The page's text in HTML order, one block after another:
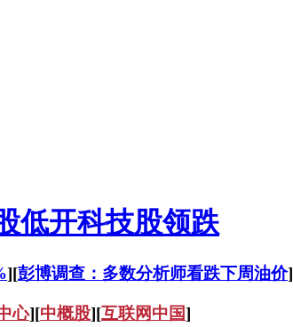
低开科技股领跌
][彭博调查：多数分析师看跌下周油价]
心][中概股][互联网中国]